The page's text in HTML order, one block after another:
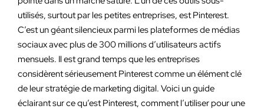
utilisés, surtout par les petites entreprises, est Pinterest.
C’est un géant silencieux parmi les plateformes de médias
sociaux avec plus de 300 millions d’utilisateurs actifs
mensuels. Il est grand temps que les entreprises
considèrent sérieusement Pinterest comme un élément clé
de leur stratégie de marketing digital. Voici un guide
éclairant sur ce qu’est Pinterest, comment l’utiliser pour une